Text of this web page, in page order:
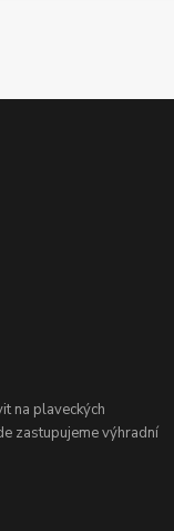
na plaveckých
zastupujeme výhradní